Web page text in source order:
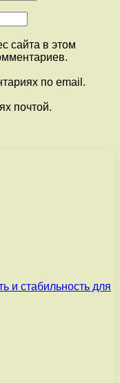
сайта в этом
по email.
почтой.
и стабильность для